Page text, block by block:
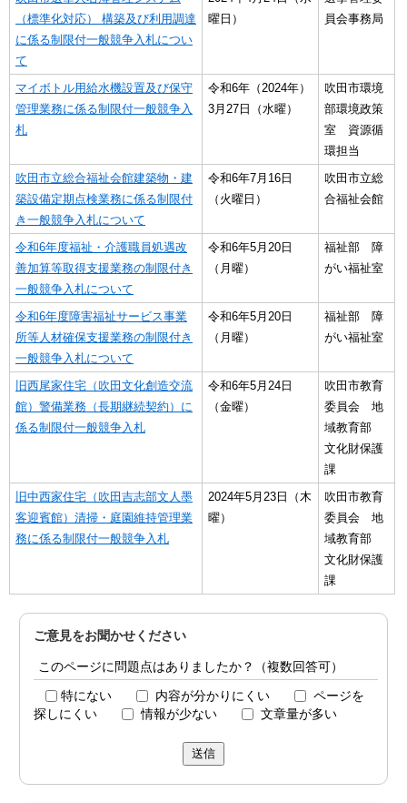
（標準化対応） 構築及び利用調達
に係る制限付一般競争入札につい
て
曜日）
員会事務局
マイボトル用給水機設置及び保守
管理業務に係る制限付一般競争入
札
令和6年（2024年）
3月27日（水曜）
吹田市環境
部環境政策
室 資源循
環担当
吹田市立総合福祉会館建築物・建
築設備定期点検業務に係る制限付
き一般競争入札について
令和6年7月16日
（火曜日）
吹田市立総
合福祉会館
令和6年度福祉・介護職員処遇改
善加算等取得支援業務の制限付き
一般競争入札について
令和6年5月20日
（月曜）
福祉部 障
がい福祉室
令和6年度障害福祉サービス事業
所等人材確保支援業務の制限付き
一般競争入札について
令和6年5月20日
（月曜）
福祉部 障
がい福祉室
旧西尾家住宅（吹田文化創造交流
館）警備業務（長期継続契約）に
係る制限付一般競争入札
令和6年5月24日
（金曜）
吹田市教育
委員会 地
域教育部
文化財保護
課
旧中西家住宅（吹田吉志部文人墨
客迎賓館）清掃・庭園維持管理業
務に係る制限付一般競争入札
2024年5月23日（木
曜）
吹田市教育
委員会 地
域教育部
文化財保護
課
ご意見をお聞かせください
このページに問題点はありましたか？（複数回答可）
特にない 内容が分かりにくい
ページを
探しにくい
情報が少ない 文章量が多い
送信